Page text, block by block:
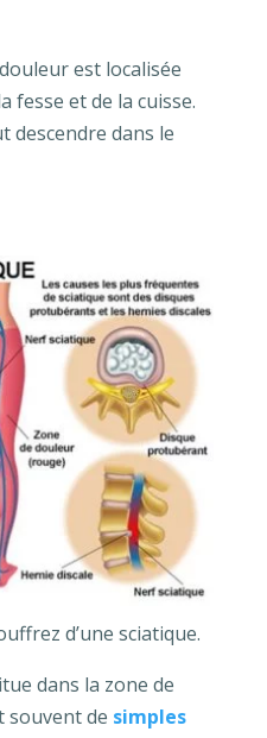
est localisée
fesse et de la cuisse.
descendre dans le
d’une sciatique.
dans la zone de
souvent de simples